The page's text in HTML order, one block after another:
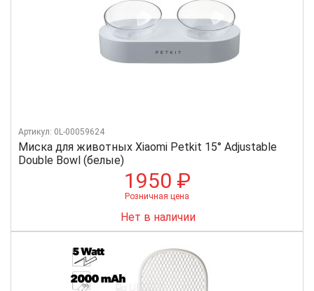
Миска для животных Xiaomi Petkit 15° Adjustable
Double Bowl (белые)
Артикул: 0L-00059624
1950 ₽
Розничная цена
Нет в наличии